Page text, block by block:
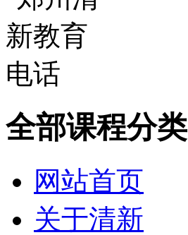
全部课程分类
网站首页
关于清新